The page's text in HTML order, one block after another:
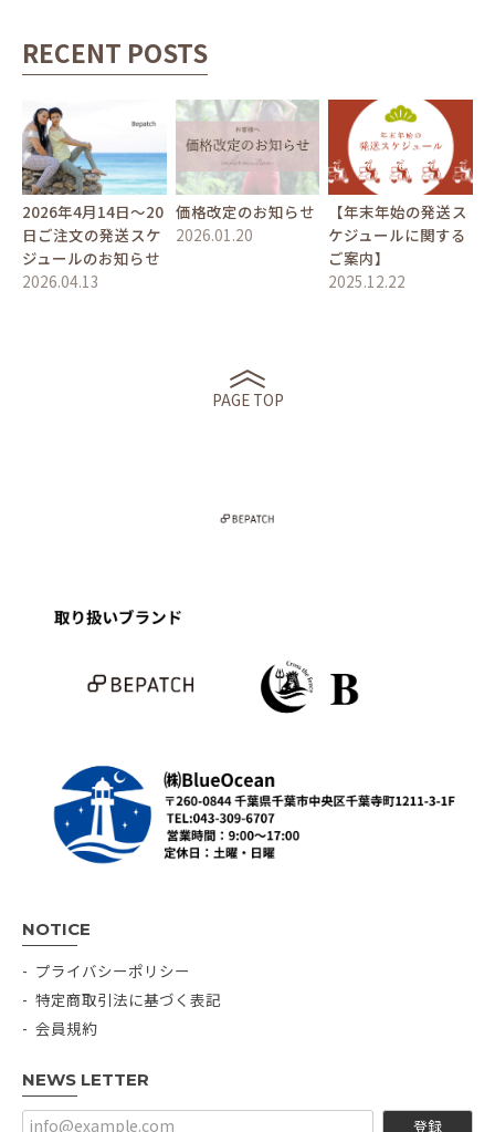
RECENT POSTS
2026年4月14日〜20
日ご注文の発送スケ
ジュールのお知らせ
2026.04.13
価格改定のお知らせ
2026.01.20
【年末年始の発送ス
ケジュールに関する
ご案内】
2025.12.22
PAGE TOP
NOTICE
プライバシーポリシー
特定商取引法に基づく表記
会員規約
NEWS LETTER
登録